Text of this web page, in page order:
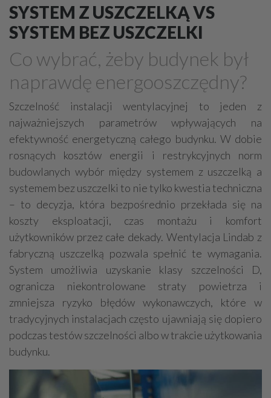
Wodno-kanalizacyjne usługi
Automatyka domowa
Grzejniki
Hydraulika
Energetyczne instalacje, urządzenia
Materiały hydrauliczne
Przeciwpożarowa ochrona, zabezpieczenia
Elektroinstalatorstwo
Systemy energooszczędne
Systemy nawilżania powietrza
Systemy odwodnień
Elektryczne materiały
Przemysłowe instalacje
Alarmowe systemy, monitoring
Hydrotechnika
Kable, przewody
Odkurzacze centralne
SYSTEM Z USZCZELKĄ VS
SYSTEM BEZ USZCZELKI
Co wybrać, żeby budynek był
naprawdę energooszczędny?
Szczelność instalacji wentylacyjnej to jeden z
najważniejszych parametrów wpływających na
efektywność energetyczną całego budynku. W dobie
rosnących kosztów energii i restrykcyjnych norm
budowlanych wybór między systemem z uszczelką a
systemem bez uszczelki to nie tylko kwestia techniczna
– to decyzja, która bezpośrednio przekłada się na
koszty eksploatacji, czas montażu i komfort
użytkowników przez całe dekady. Wentylacja Lindab z
fabryczną uszczelką pozwala spełnić te wymagania.
System umożliwia uzyskanie klasy szczelności D,
ogranicza niekontrolowane straty powietrza i
zmniejsza ryzyko błędów wykonawczych, które w
tradycyjnych instalacjach często ujawniają się dopiero
podczas testów szczelności albo w trakcie użytkowania
budynku.